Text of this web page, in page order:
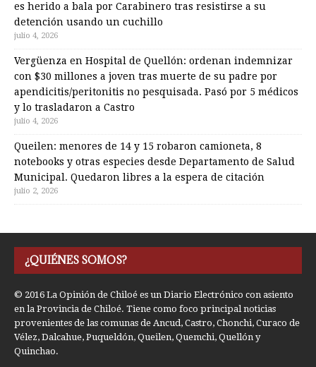
es herido a bala por Carabinero tras resistirse a su
detención usando un cuchillo
julio 4, 2026
Vergüenza en Hospital de Quellón: ordenan indemnizar
con $30 millones a joven tras muerte de su padre por
apendicitis/peritonitis no pesquisada. Pasó por 5 médicos
y lo trasladaron a Castro
julio 4, 2026
Queilen: menores de 14 y 15 robaron camioneta, 8
notebooks y otras especies desde Departamento de Salud
Municipal. Quedaron libres a la espera de citación
julio 2, 2026
¿QUIÉNES SOMOS?
© 2016 La Opinión de Chiloé es un Diario Electrónico con asiento
en la Provincia de Chiloé. Tiene como foco principal noticias
provenientes de las comunas de Ancud, Castro, Chonchi, Curaco de
Vélez, Dalcahue, Puqueldón, Queilen, Quemchi, Quellón y
Quinchao.